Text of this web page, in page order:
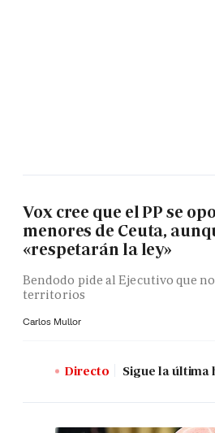
Vox cree que el PP se
menores de Ceuta,
«respetarán la ley»
Bendodo pide al Ejecutivo que
territorios
Carlos Mullor
Directo Sigue la última